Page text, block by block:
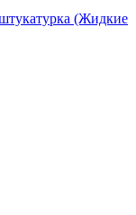
(Жидкие